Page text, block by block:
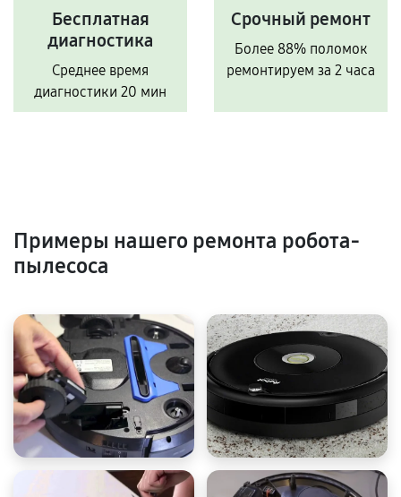
Бесплатная
диагностика
Среднее время
диагностики 20 мин
Срочный ремонт
Более 88% поломок
ремонтируем за 2 часа
Примеры нашего ремонта робота-
пылесоса